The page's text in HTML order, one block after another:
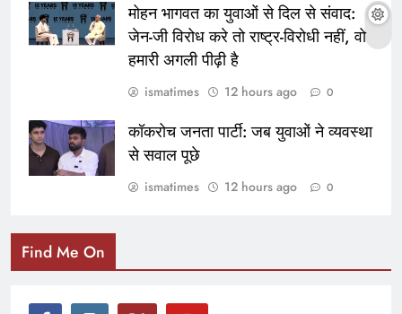
मोहन भागवत का युवाओं से दिल से संवाद:
जेन-जी विरोध करे तो राष्ट्र-विरोधी नहीं, वो
हमारी अगली पीढ़ी है
ismatimes 12 hours ago 0
कॉकरोच जनता पार्टी: जब युवाओं ने व्यवस्था
से सवाल पूछे
ismatimes 12 hours ago 0
Find Me On